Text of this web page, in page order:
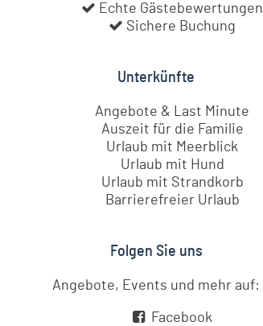
Echte Gästebewertungen
Sichere Buchung
Unterkünfte
Angebote & Last Minute
Auszeit für die Familie
Urlaub mit Meerblick
Urlaub mit Hund
Urlaub mit Strandkorb
Barrierefreier Urlaub
Folgen Sie uns
Angebote, Events und mehr auf:
Facebook